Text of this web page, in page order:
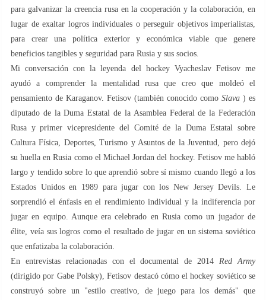
para galvanizar la creencia rusa en la cooperación y la colaboración, en
lugar de exaltar logros individuales o perseguir objetivos imperialistas,
para crear una política exterior y económica viable que genere
beneficios tangibles y seguridad para Rusia y sus socios.
Mi conversación con la leyenda del hockey Vyacheslav Fetisov me
ayudó a comprender la mentalidad rusa que creo que moldeó el
pensamiento de Karaganov. Fetisov (también conocido como Slava ) es
diputado de la Duma Estatal de la Asamblea Federal de la Federación
Rusa y primer vicepresidente del Comité de la Duma Estatal sobre
Cultura Física, Deportes, Turismo y Asuntos de la Juventud, pero dejó
su huella en Rusia como el Michael Jordan del hockey. Fetisov me habló
largo y tendido sobre lo que aprendió sobre sí mismo cuando llegó a los
Estados Unidos en 1989 para jugar con los New Jersey Devils. Le
sorprendió el énfasis en el rendimiento individual y la indiferencia por
jugar en equipo. Aunque era celebrado en Rusia como un jugador de
élite, veía sus logros como el resultado de jugar en un sistema soviético
que enfatizaba la colaboración.
En entrevistas relacionadas con el documental de 2014 Red Army
(dirigido por Gabe Polsky), Fetisov destacó cómo el hockey soviético se
construyó sobre un "estilo creativo, de juego para los demás" que